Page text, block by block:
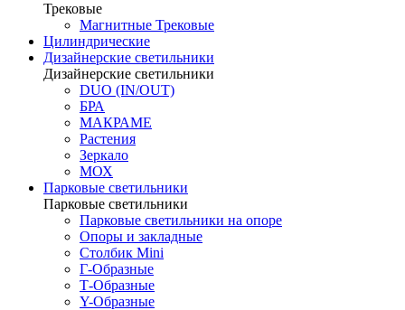
Трековые
Магнитные Трековые
Цилиндрические
Дизайнерские светильники
Дизайнерские светильники
DUO (IN/OUT)
БРА
МАКРАМЕ
Растения
Зеркало
МОХ
Парковые светильники
Парковые светильники
Парковые светильники на опоре
Опоры и закладные
Столбик Mini
Г-Образные
Т-Образные
Y-Образные